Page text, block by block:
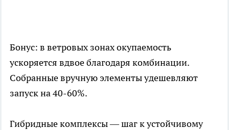
Бонус: в ветровых зонах окупаемость
ускоряется вдвое благодаря комбинации.
Собранные вручную элементы удешевляют
запуск на 40-60%.​
Гибридные комплексы — шаг к устойчивому